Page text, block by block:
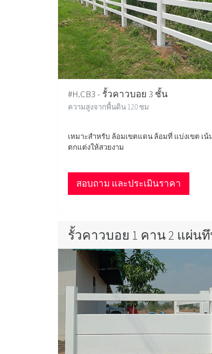
#H.CB3 - รั้วคาวบอย 3 ชั้น
ความสูงจากพื้นดิน 120 ซม
เหมาะสำหรับ ล้อมเขตแดน ล้อมที่ แบ่งเขต เน้
ตกแต่งให้สวยงาม
สอบถาม และประเมินราคา
รั้วคาวบอย 1 คาน 2 แผ่น